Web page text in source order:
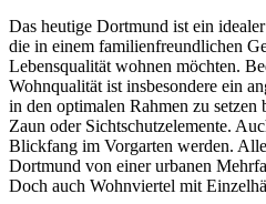
Das heutige Dortmund ist ein
die in einem familienfreundlichen
Lebensqualität wohnen möchten.
Wohnqualität ist insbesondere ein
in den optimalen Rahmen zu
Zaun oder Sichtschutzelemente.
Blickfang im Vorgarten werden.
Dortmund von einer urbanen
Doch auch Wohnviertel mit